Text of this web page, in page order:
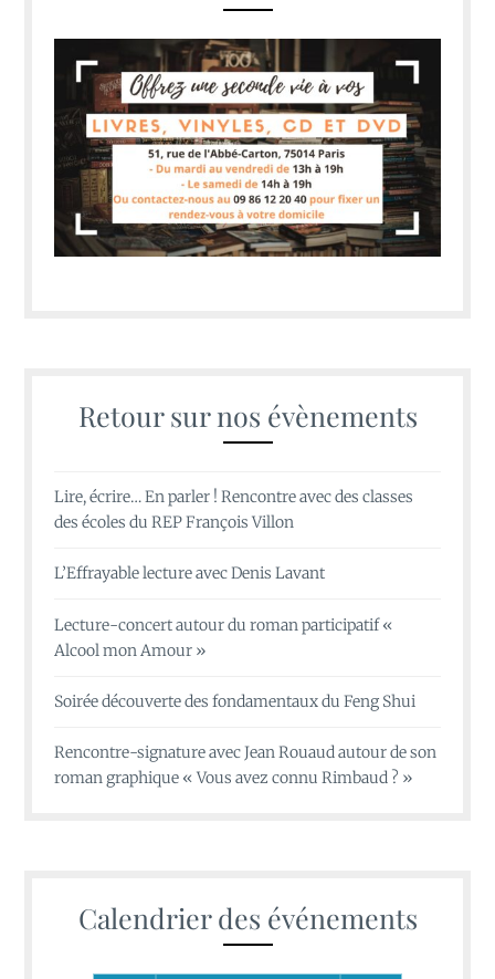
Retour sur nos évènements
Lire, écrire… En parler ! Rencontre avec des classes
des écoles du REP François Villon
L’Effrayable lecture avec Denis Lavant
Lecture-concert autour du roman participatif «
Alcool mon Amour »
Soirée découverte des fondamentaux du Feng Shui
Rencontre-signature avec Jean Rouaud autour de son
roman graphique « Vous avez connu Rimbaud ? »
Calendrier des événements